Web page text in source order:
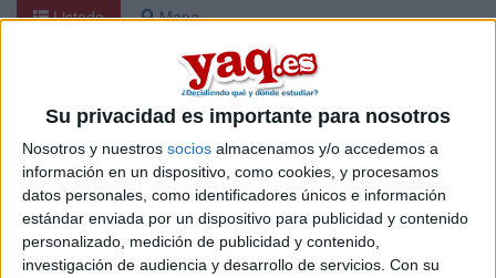
Su privacidad es importante para nosotros
Nosotros y nuestros socios almacenamos y/o accedemos a
información en un dispositivo, como cookies, y procesamos
datos personales, como identificadores únicos e información
estándar enviada por un dispositivo para publicidad y contenido
personalizado, medición de publicidad y contenido,
investigación de audiencia y desarrollo de servicios. Con su
Listado Mapa
Listado completo de centros que imparten estos
CETT - Campus de Turismo, Hotelería y Gastronomía
Grado Abierto
Centro